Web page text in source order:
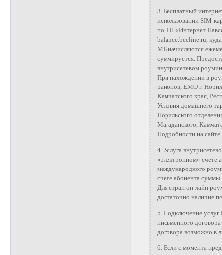
3. Бесплатный
использовании SIM-
по ТП «Интернет
balance.beeline.ru,
МБ начисляются
суммируется.
внутрисетевом
При нахождении в
районов, ЕМО г.
Камчатского края,
Условия домашнего
Норильского
Магаданского,
Подробности на
4. Услуга
«электронном» счете
международного
счете абонента
Для стран он-лайн
достаточно наличие
5. Подключение
письменного
договора возможно в
6. Если с момента